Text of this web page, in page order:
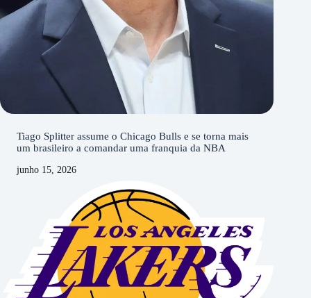
Tiago Splitter assume o Chicago Bulls e se torna mais
um brasileiro a comandar uma franquia da NBA
junho 15, 2026